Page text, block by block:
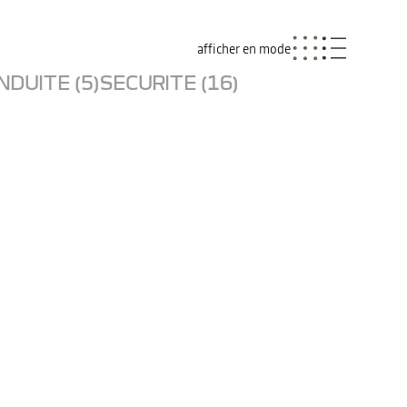
afficher en mode
(5)SECURITE (16)